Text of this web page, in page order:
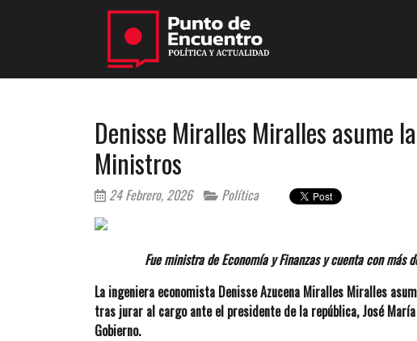
Denisse Miralles Miralles asume
Ministros
24 Febrero, 2026 Política
Fue ministra de Economía y Finanzas y cuenta con
La ingeniera economista Denisse Azucena Miralles Miralles
tras jurar al cargo ante el presidente de la república, José
Gobierno.